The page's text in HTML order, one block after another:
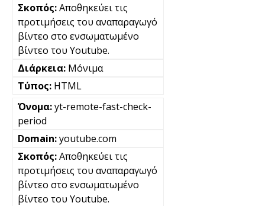
Αποθηκεύει τις
προτιμήσεις του αναπαραγωγό
βίντεο στο ενσωματωμένο
βίντεο του Youtube.
Μόνιμα
HTML
yt-remote-fast-check-
period
youtube.com
Αποθηκεύει τις
προτιμήσεις του αναπαραγωγό
βίντεο στο ενσωματωμένο
βίντεο του Youtube.